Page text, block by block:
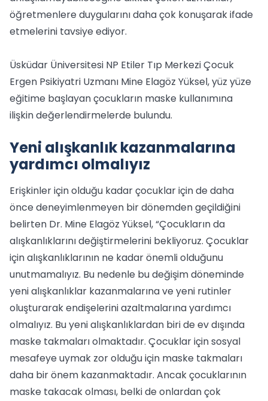
öğretmenlere duygularını daha çok konuşarak ifade
etmelerini tavsiye ediyor.
Üsküdar Üniversitesi NP Etiler Tıp Merkezi Çocuk
Ergen Psikiyatri Uzmanı Mine Elagöz Yüksel, yüz yüze
eğitime başlayan çocukların maske kullanımına
ilişkin değerlendirmelerde bulundu.
Yeni alışkanlık kazanmalarına
yardımcı olmalıyız
Erişkinler için olduğu kadar çocuklar için de daha
önce deneyimlenmeyen bir dönemden geçildiğini
belirten Dr. Mine Elagöz Yüksel, “Çocukların da
alışkanlıklarını değiştirmelerini bekliyoruz. Çocuklar
için alışkanlıklarının ne kadar önemli olduğunu
unutmamalıyız. Bu nedenle bu değişim döneminde
yeni alışkanlıklar kazanmalarına ve yeni rutinler
oluşturarak endişelerini azaltmalarına yardımcı
olmalıyız. Bu yeni alışkanlıklardan biri de ev dışında
maske takmaları olmaktadır. Çocuklar için sosyal
mesafeye uymak zor olduğu için maske takmaları
daha bir önem kazanmaktadır. Ancak çocuklarının
maske takacak olması, belki de onlardan çok